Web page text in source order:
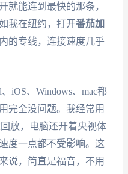
就能连到最快的那条，
我在纽约，打开番茄加
的专线，连接速度几乎
iOS、Windows、mac都
完全没问题。我经常用
放，电脑还开着央视体
度一点都不受影响。这
说，简直是福音，不用